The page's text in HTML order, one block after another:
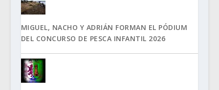
MIGUEL, NACHO Y ADRIÁN FORMAN EL PÓDIUM
DEL CONCURSO DE PESCA INFANTIL 2026